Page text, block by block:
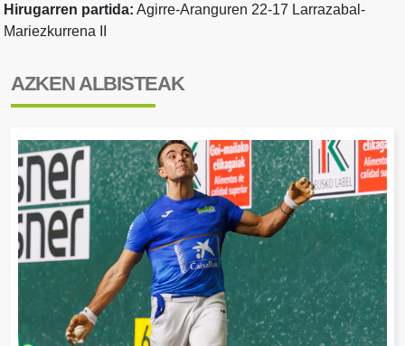
Hirugarren partida: Agirre-Aranguren 22-17 Larrazabal-
Mariezkurrena II
AZKEN ALBISTEAK